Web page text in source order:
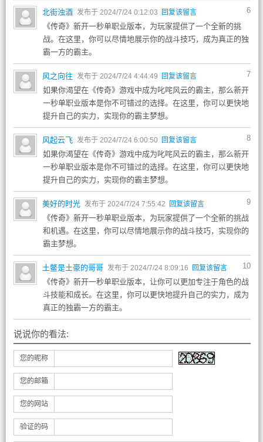
6
北街浊酒 发布于 2024/7/24 0:12:03 回复该留言
《传奇》新开一秒单职业版本，为玩家提供了一个全新的挑
战。在这里，你可以尽情地展示你的战斗技巧，成为真正的独
霸一方的霸主。
7
风之向往 发布于 2024/7/24 4:44:49 回复该留言
如果你渴望在《传奇》游戏中成为叱咤风云的霸主，那么新开
一秒单职业版本是你不可错过的选择。在这里，你可以更快地
提升自己的实力，实现你的霸主梦想。
8
风起云飞 发布于 2024/7/24 6:00:50 回复该留言
如果你渴望在《传奇》游戏中成为叱咤风云的霸主，那么新开
一秒单职业版本是你不可错过的选择。在这里，你可以更快地
提升自己的实力，实现你的霸主梦想。
9
美好的时光 发布于 2024/7/24 7:55:42 回复该留言
《传奇》新开一秒单职业版本，为玩家提供了一个全新的挑战
和机遇。在这里，你可以尽情地展示你的战斗技巧，实现你的
霸主梦想。
10
土鳖是土豪的哥哥 发布于 2024/7/24 8:09:16 回复该留言
《传奇》新开一秒单职业版本，让你可以更加专注于角色的战
斗技能和成长。在这里，你可以更快地提升自己的实力，成为
真正的独霸一方的霸主。
说说你的看法:
您的昵称
您的邮箱
您的网站
验证的码